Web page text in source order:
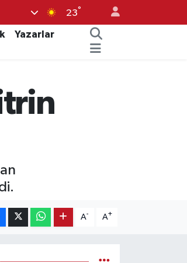
23°
Yazarlar
A- A+